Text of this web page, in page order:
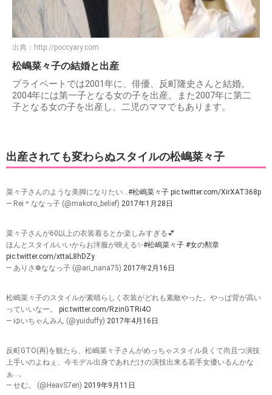
出典： http://poccyary.com
松嶋菜々子の結婚と出産
プライベートでは2001年に、俳優、反町隆史さんと結婚。
2004年には第一子となる女の子を出産。また2007年に第二
子となる女の子を出産し、二児のママでもあります。
出産されても変わらぬスタイルの松嶋菜々子
菜々子さんのような美脚になりたい…#松嶋菜々子 pic.twitter.com/XirXAT368p
— Rei＊ななっ子 (@makoto_belief) 2017年1月28日
菜々子さんが60以上の衣装着るとか楽しみすぎる💕
ほんとスタイルいいからお洋服が映える✨#松嶋菜々子 #女の勲章
pic.twitter.com/xttaL8hDZy
— ありさ❁ななっ子 (@ari_nana75) 2017年2月16日
松嶋菜々子のスタイルが素晴らしく衣装がどれも素敵やった。やっぱ背が高い
っていいなー。 pic.twitter.com/RzinGTRi4O
— ゆいちゃんみん (@yuiduffy) 2017年4月16日
反町GTO(再)を観たら、松嶋菜々子さんがめっちゃスタイル良くて尚且つ演技
上手いのよねぇ、今モデル出身であれだけの演技出来る若手女優いるんかな
ぁ…。
— せむ。 (@HeavS7en) 2019年9月11日